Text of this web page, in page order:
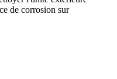
de corrosion sur